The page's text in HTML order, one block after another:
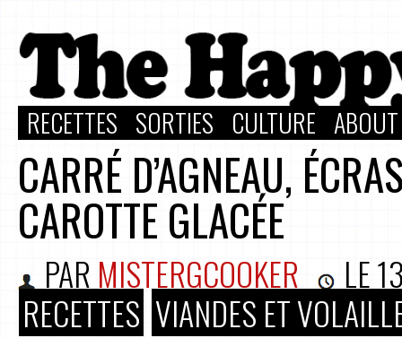
RECETTES SORTIES CULTURE
CARRÉ D’AGNEAU,
CAROTTE GLACÉE
PAR MISTERGCOOKER LE
RECETTES VIANDES ET